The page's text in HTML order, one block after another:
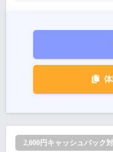
2,000円キャッシュバック